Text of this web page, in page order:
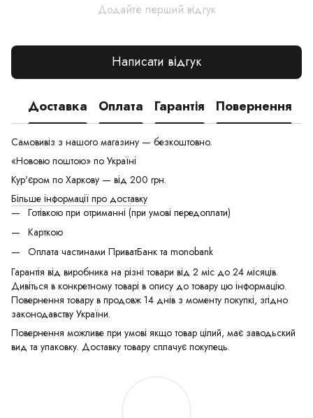
Додайте перший відгук
Написати відгук
Доставка Оплата Гарантія Повернення
Самовивіз з нашого магазину — безкоштовно.
«Нововю поштою» по Україні
Кур'єром по Харкову — від 200 грн.
Більше інформації про доставку
Готівкою при отриманні (при умові передоплати)
Карткою
Оплата частинами ПриватБанк та monobank
Гарантія від виробника на різні товари від 2 міс до 24 місяців.
Дивіться в конкретному товарі в опису до товару цю інформацію.
Повернення товару в продовж 14 днів з моменту покупкі, згідно
законодавству України.
Повернення можливе при умові якщо товар цілий, має заводьский
вид та упаковку. Доставку товару сплачує покупець.